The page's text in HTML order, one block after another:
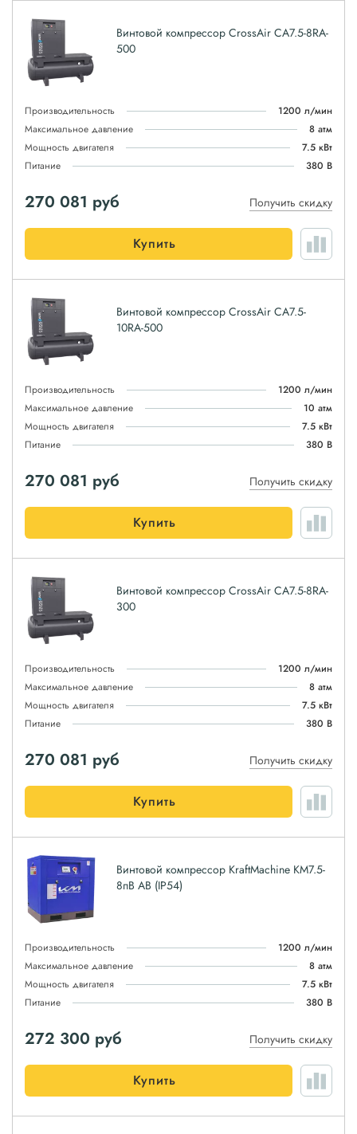
Винтовой компрессор CrossAir CA7.5-8RA-
500
Производительность
1200 л/мин
Максимальное давление
8 атм
Мощность двигателя
7.5 кВт
Питание
380 В
270 081 руб Получить скидку
Купить
Винтовой компрессор CrossAir CA7.5-
10RA-500
Производительность
1200 л/мин
Максимальное давление
10 атм
Мощность двигателя
7.5 кВт
Питание
380 В
270 081 руб Получить скидку
Купить
Винтовой компрессор CrossAir CA7.5-8RA-
300
Производительность
1200 л/мин
Максимальное давление
8 атм
Мощность двигателя
7.5 кВт
Питание
380 В
270 081 руб Получить скидку
Купить
Винтовой компрессор KraftMachine KM7.5-
8пВ АВ (IP54)
Производительность
1200 л/мин
Максимальное давление
8 атм
Мощность двигателя
7.5 кВт
Питание
380 В
272 300 руб Получить скидку
Купить